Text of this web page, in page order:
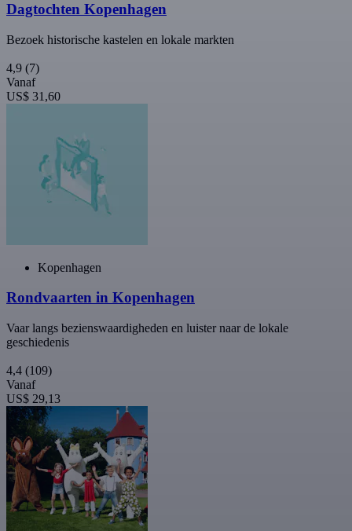
Dagtochten Kopenhagen
Bezoek historische kastelen en lokale markten
4,9 (7)
Vanaf
US$ 31,60
Kopenhagen
Rondvaarten in Kopenhagen
Vaar langs bezienswaardigheden en luister naar de lokale
geschiedenis
4,4 (109)
Vanaf
US$ 29,13